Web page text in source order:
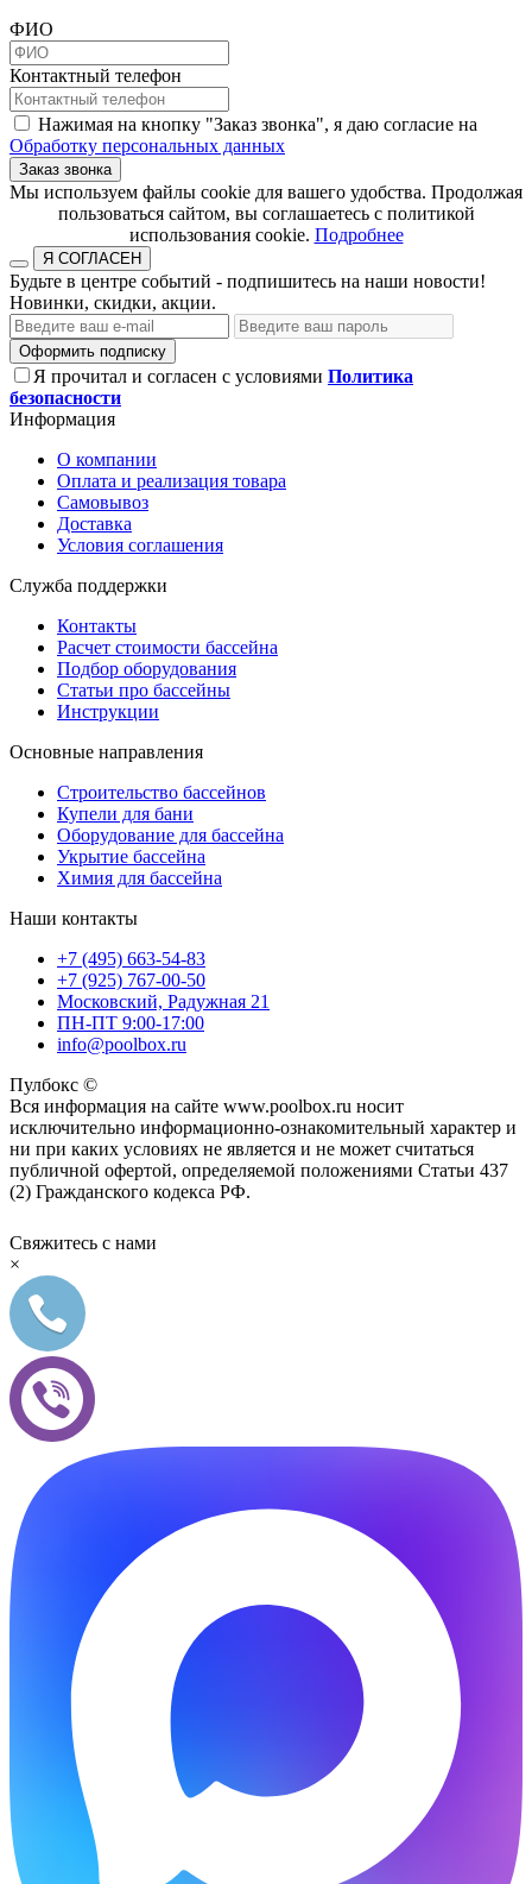
ФИО
Контактный телефон
Нажимая на кнопку "Заказ звонка", я даю согласие на
Обработку персональных данных
Заказ звонка
​​​​​​​Мы используем файлы cookie для вашего удобства. Продолжая
пользоваться сайтом, вы соглашаетесь с политикой
использования cookie.​​​​​​​ Подробнее
Я СОГЛАСЕН
Будьте в центре событий - подпишитесь на наши новости!
Новинки, скидки, акции.
Оформить подписку
Я прочитал и согласен с условиями Политика
безопасности
Информация
О компании
Оплата и реализация товара
Самовывоз
Доставка
Условия соглашения
Служба поддержки
Контакты
Расчет стоимости бассейна
Подбор оборудования
Статьи про бассейны
Инструкции
Основные направления
Строительство бассейнов
Купели для бани
Оборудование для бассейна
Укрытие бассейна
Химия для бассейна
Наши контакты
+7 (495) 663-54-83
+7 (925) 767-00-50
Московский, Радужная 21
ПН-ПТ 9:00-17:00
info@poolbox.ru
Пулбокс ©
Вся информация на сайте www.poolbox.ru носит
исключительно информационно-ознакомительный характер и
ни при каких условиях не является и не может считаться
публичной офертой, определяемой положениями Статьи 437
(2) Гражданского кодекса РФ.
Свяжитесь с нами
×